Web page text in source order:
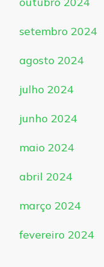
setembro 2024
agosto 2024
julho 2024
junho 2024
maio 2024
abril 2024
março 2024
fevereiro 2024